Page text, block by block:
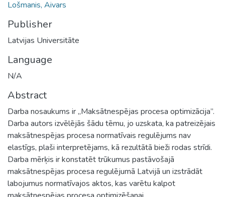
Lošmanis, Aivars
Publisher
Latvijas Universitāte
Language
N/A
Abstract
Darba nosaukums ir „Maksātnespējas procesa optimizācija”.
Darba autors izvēlējās šādu tēmu, jo uzskata, ka patreizējais
maksātnespējas procesa normatīvais regulējums nav
elastīgs, plaši interpretējams, kā rezultātā bieži rodas strīdi.
Darba mērķis ir konstatēt trūkumus pastāvošajā
maksātnespējas procesa regulējumā Latvijā un izstrādāt
labojumus normatīvajos aktos, kas varētu kalpot